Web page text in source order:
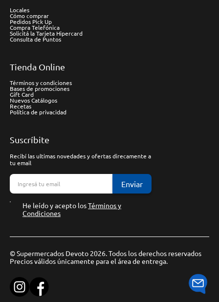
Locales
Cómo comprar
Pedidos Pick Up
Compra Telefónica
Solicitá la Tarjeta Hipercard
Consulta de Puntos
Tienda Online
Términos y condiciones
Bases de promociones
Gift Card
Nuevos Catálogos
Recetas
Política de privacidad
Suscríbite
Recibí las ultimas novedades y ofertas direcamente a
tu email
Enviar
He leído y acepto losTérminos y
Condiciones
© Supermercados Devoto 2026. Todos los derechos reservados
Precios válidos únicamente para el área de entrega.